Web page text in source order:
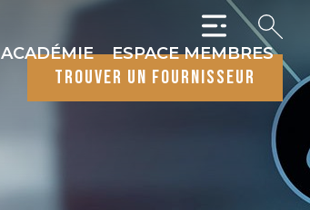
ACADÉMIE ESPACE MEMBRES
trouver un fournisseur